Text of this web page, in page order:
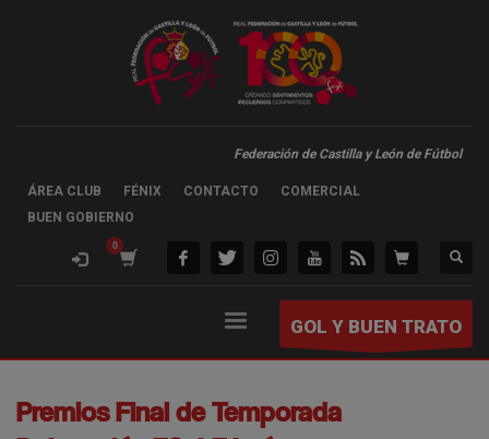
Federación de Castilla y León de Fútbol
ÁREA CLUB FÉNIX CONTACTO
COMERCIAL
BUEN GOBIERNO
GOL Y BUEN TRATO
Premios Final de Temporada